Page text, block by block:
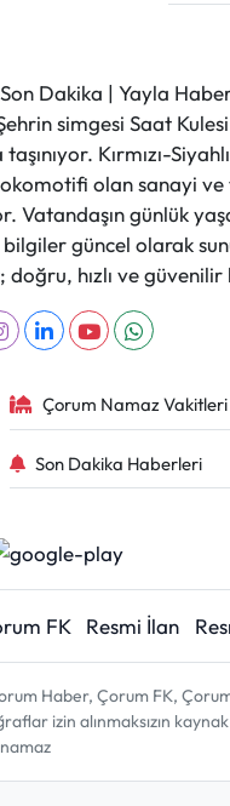
Dakika | Yayla
simgesi Saat
Kırmızı-
olan sanayi ve
günlük
güncel olarak
hızlı ve
Çorum Namaz Vakitleri
Son Dakika Haberleri
FK Resmi İlan
Haber, Çorum FK,
izin alınmaksızın